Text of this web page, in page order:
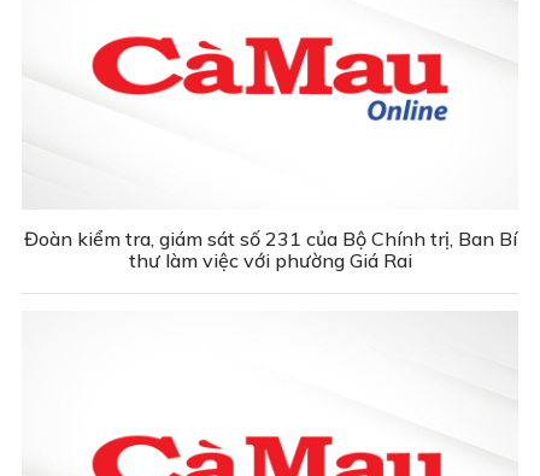
Đoàn kiểm tra, giám sát số 231 của Bộ Chính trị, Ban Bí
thư làm việc với phường Giá Rai